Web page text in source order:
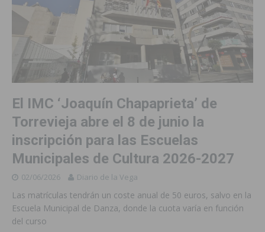
El IMC ‘Joaquín Chapaprieta’ de
Torrevieja abre el 8 de junio la
inscripción para las Escuelas
Municipales de Cultura 2026-2027
02/06/2026 Diario de la Vega
Las matrículas tendrán un coste anual de 50 euros, salvo en la
Escuela Municipal de Danza, donde la cuota varía en función
del curso